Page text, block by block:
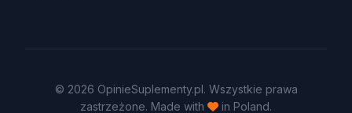
© 2026 OpinieSuplementy.pl. Wszystkie prawa
zastrzeżone. Made with
in Poland.